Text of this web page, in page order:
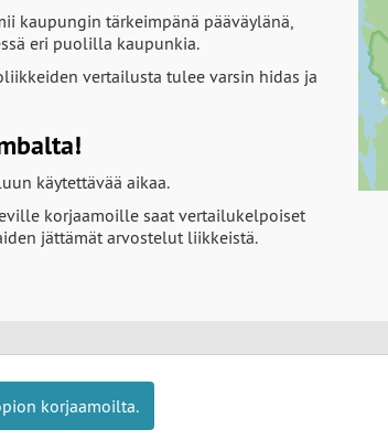
kaupungin tärkeimpänä pääväylänä,
eri puolilla kaupunkia.
vertailusta tulee varsin hidas ja
käytettävää aikaa.
korjaamoille saat vertailukelpoiset
jättämät arvostelut liikkeistä.
korjaamoilta.